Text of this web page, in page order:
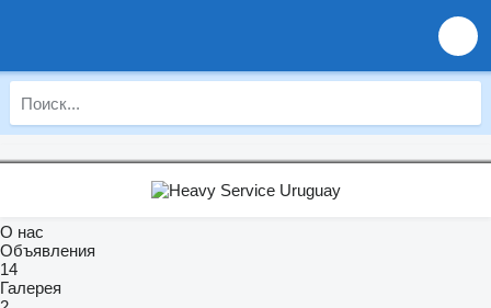
О нас
Объявления
14
Галерея